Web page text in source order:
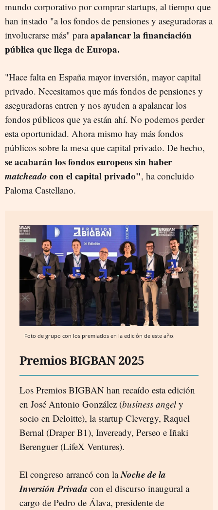
mundo corporativo por comprar startups, al tiempo que
han instado "a los fondos de pensiones y aseguradoras a
involucrarse más" paraapalancar la financiación
pública que llega de Europa.
"Hace falta en España mayor inversión, mayor capital
privado. Necesitamos que más fondos de pensiones y
aseguradoras entren y nos ayuden a apalancar los
fondos públicos que ya están ahí. No podemos perder
esta oportunidad. Ahora mismo hay más fondos
públicos sobre la mesa que capital privado. De hecho,
se acabarán los fondos europeos sin haber
matcheado con el capital privado", ha concluido
Paloma Castellano.
Foto de grupo con los premiados en la edición de este año.
Premios BIGBAN 2025
Los Premios BIGBAN han recaído esta edición
en José Antonio González (business angely
socio en Deloitte), la startup Clevergy, Raquel
Bernal (Draper B1), Inveready, Perseo e Iñaki
Berenguer (LifeX Ventures).
El congreso arrancó con laNoche de la
Inversión Privada con el discurso inaugural a
cargo de Pedro de Álava, presidente de